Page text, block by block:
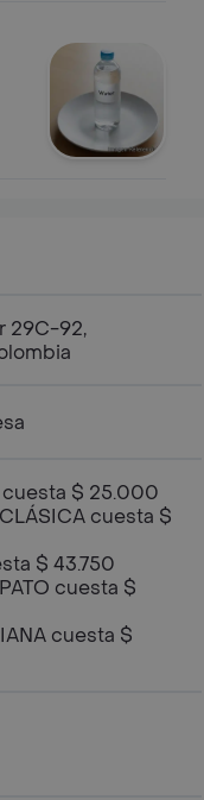
29C-92,
cuesta $ 25.000
cuesta $
$ 43.750
cuesta $
cuesta $